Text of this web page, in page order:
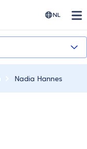
NL
Nadia Hannes